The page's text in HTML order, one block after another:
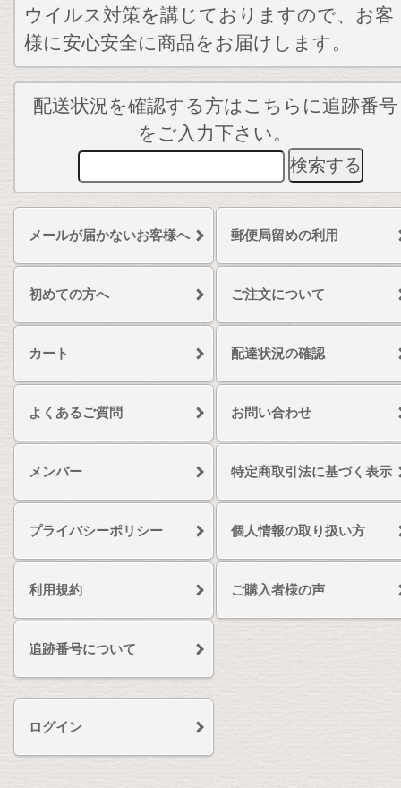
ウイルス対策を講じておりますので、お客
様に安心安全に商品をお届けします。
配送状況を確認する方はこちらに追跡番号
をご入力下さい。
メールが届かないお客様へ 郵便局留めの利用
初めての方へ ご注文について
カート 配達状況の確認
よくあるご質問 お問い合わせ
メンバー 特定商取引法に基づく表示
プライバシーポリシー 個人情報の取り扱い方
利用規約 ご購入者様の声
追跡番号について
ログイン